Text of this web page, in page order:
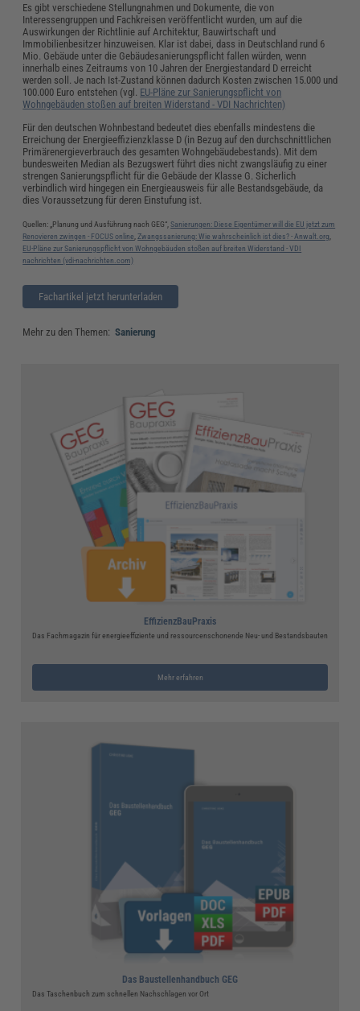
Es gibt verschiedene Stellungnahmen und Dokumente, die von
Interessengruppen und Fachkreisen veröffentlicht wurden, um auf die
Auswirkungen der Richtlinie auf Architektur, Bauwirtschaft und
Immobilienbesitzer hinzuweisen. Klar ist dabei, dass in Deutschland rund 6
Mio. Gebäude unter die Gebäudesanierungspflicht fallen würden, wenn
innerhalb eines Zeitraums von 10 Jahren der Energiestandard D erreicht
werden soll. Je nach Ist-Zustand können dadurch Kosten zwischen 15.000 und
100.000 Euro entstehen (vgl. EU-Pläne zur Sanierungspflicht von
Wohngebäuden stoßen auf breiten Widerstand - VDI Nachrichten)
Für den deutschen Wohnbestand bedeutet dies ebenfalls mindestens die
Erreichung der Energieeffizienzklasse D (in Bezug auf den durchschnittlichen
Primärenergieverbrauch des gesamten Wohngebäudebestands). Mit dem
bundesweiten Median als Bezugswert führt dies nicht zwangsläufig zu einer
strengen Sanierungspflicht für die Gebäude der Klasse G. Sicherlich
verbindlich wird hingegen ein Energieausweis für alle Bestandsgebäude, da
dies Voraussetzung für deren Einstufung ist.
Quellen: „Planung und Ausführung nach GEG“,Sanierungen: Diese Eigentümer will die EU jetzt zum
Renovieren zwingen - FOCUS online ,Zwangssanierung: Wie wahrscheinlich ist dies? - Anwalt.org
EU-Pläne zur Sanierungspflicht von Wohngebäuden stoßen auf breiten Widerstand - VDI
nachrichten (vdi-nachrichten.com)
Fachartikel jetzt herunterladen
Mehr zu den Themen: Sanierung
EffizienzBauPraxis
Das Fachmagazin für energieeffiziente und ressourcenschonende Neu- und Bestandsbauten
Mehr erfahren
Das Baustellenhandbuch GEG
Das Taschenbuch zum schnellen Nachschlagen vor Ort